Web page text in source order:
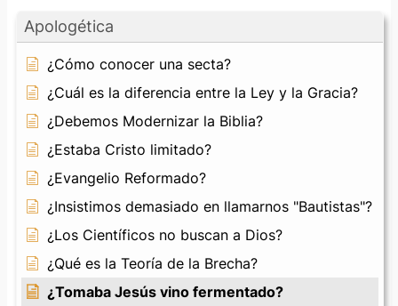
Apologética
¿Cómo conocer una secta?
¿Cuál es la diferencia entre la Ley y la Gracia?
¿Debemos Modernizar la Biblia?
¿Estaba Cristo limitado?
¿Evangelio Reformado?
¿Insistimos demasiado en llamarnos "Bautistas"?
¿Los Científicos no buscan a Dios?
¿Qué es la Teoría de la Brecha?
¿Tomaba Jesús vino fermentado?